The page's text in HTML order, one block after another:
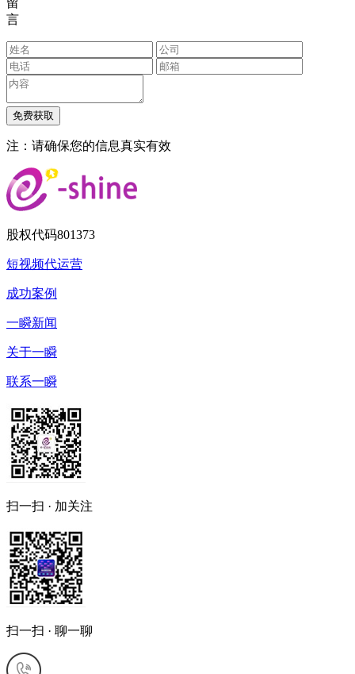
言
注：请确保您的信息真实有效
股权代码801373
短视频代运营
成功案例
一瞬新闻
关于一瞬
联系一瞬
扫一扫 · 加关注
扫一扫 · 聊一聊